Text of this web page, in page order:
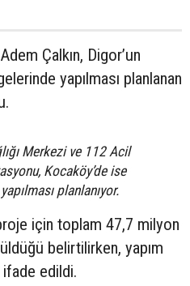
Çalkın, Digor’un
yapılması planlanan
Merkezi ve 112 Acil
Kocaköy’de ise
planlanıyor.
proje için toplam 47,7 milyon
belirtilirken, yapım
ifade edildi.